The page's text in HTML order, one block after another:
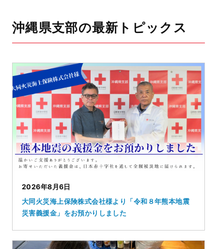
沖縄県支部の最新トピックス
2026年8月6日
大同火災海上保険株式会社様より「令和８年熊本地震
災害義援金」をお預かりしました